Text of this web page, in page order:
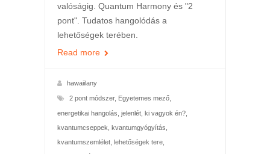
valóságig. Quantum Harmony és "2
pont". Tudatos hangolódás a
lehetőségek terében.
Read more
hawaiilany
2 pont módszer, Egyetemes mező,
energetikai hangolás jelenlét, ki vagyok én?,
kvantumcseppek kvantumgyógyítás
kvantumszemlélet, lehetőségek tere,